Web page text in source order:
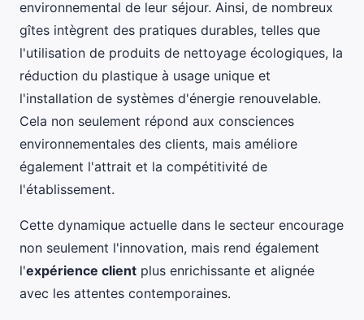
environnemental de leur séjour. Ainsi, de nombreux
gîtes intègrent des pratiques durables, telles que
l'utilisation de produits de nettoyage écologiques, la
réduction du plastique à usage unique et
l'installation de systèmes d'énergie renouvelable.
Cela non seulement répond aux consciences
environnementales des clients, mais améliore
également l'attrait et la compétitivité de
l'établissement.
Cette dynamique actuelle dans le secteur encourage
non seulement l'innovation, mais rend également
l'expérience client plus enrichissante et alignée
avec les attentes contemporaines.